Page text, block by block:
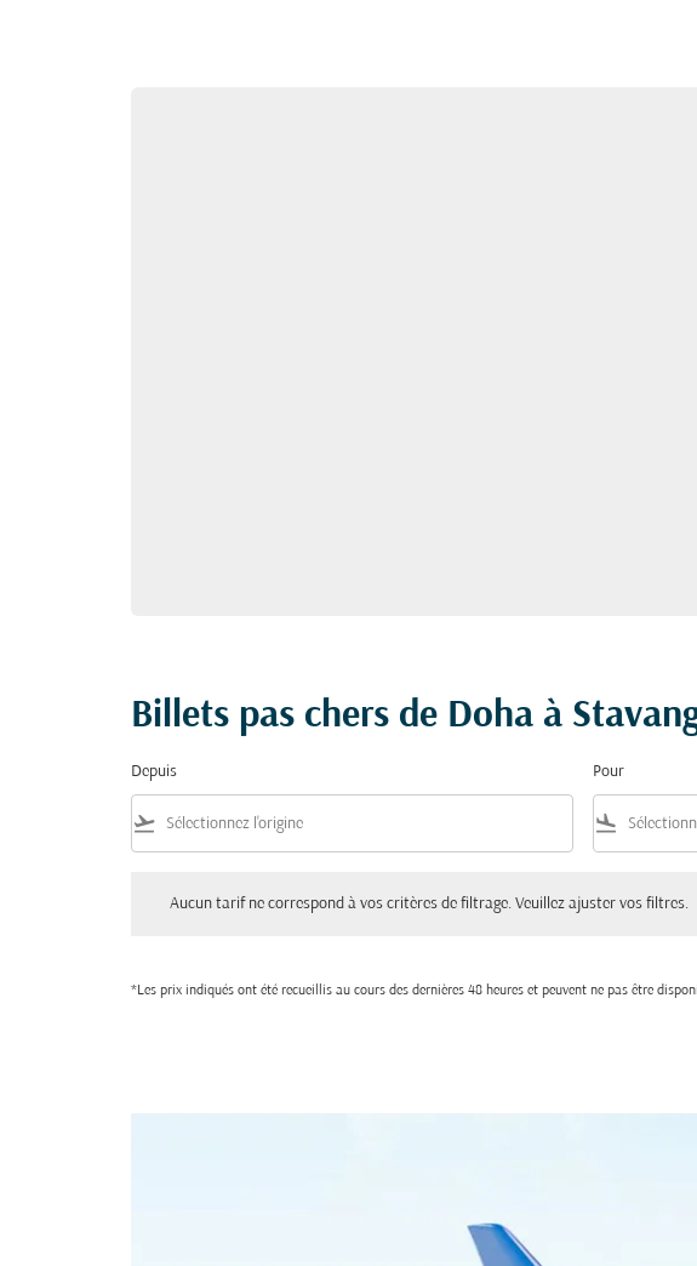
Billets pas chers de Doha à
Depuis
flight_takeoff
Pour
flight_land
Aucun tarif ne correspond à vos critères de filtrage. Veuillez ajuster vos filtres.
*Les prix indiqués ont été recueillis au cours des dernières 48 heures et peuvent ne pas être